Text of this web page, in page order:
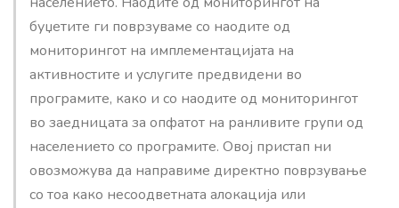
буџетите ги поврзуваме со наодите од
мониторингот на имплементацијата на
активностите и услугите предвидени во
програмите, како и со наодите од мониторингот
во заедницата за опфатот на ранливите групи од
населението со програмите. Овој пристап ни
овозможува да направиме директно поврзување
со тоа како несоодветната алокација или